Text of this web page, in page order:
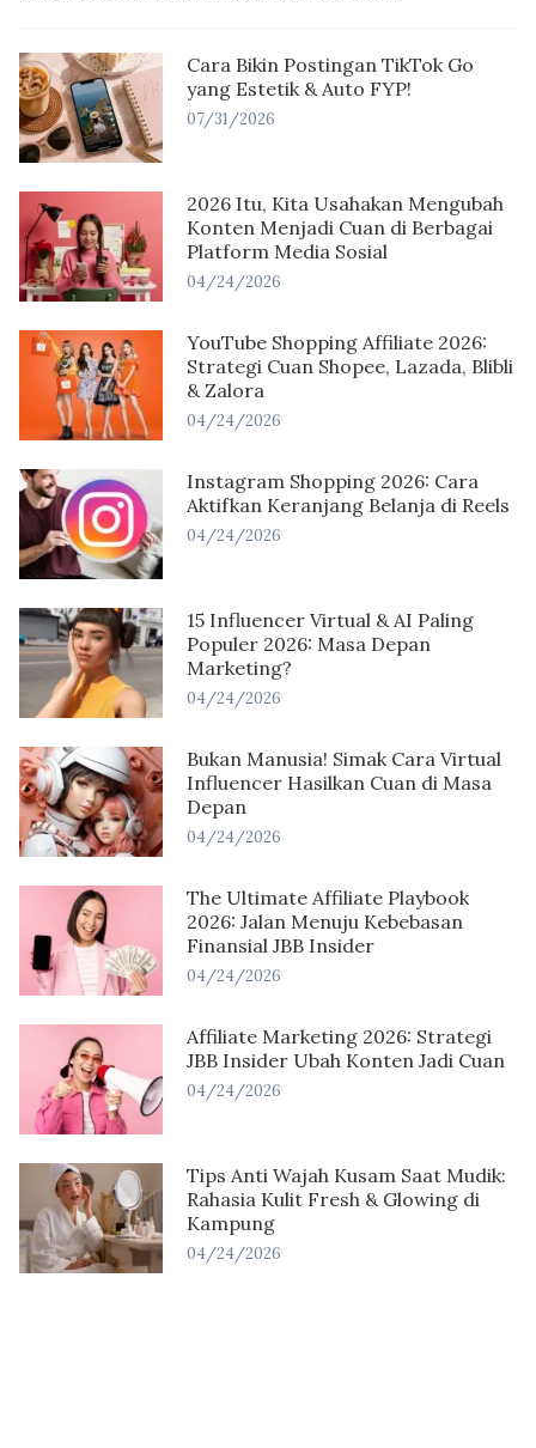
Cara Bikin Postingan TikTok Go
yang Estetik & Auto FYP!
07/31/2026
2026 Itu, Kita Usahakan Mengubah
Konten Menjadi Cuan di Berbagai
Platform Media Sosial
04/24/2026
YouTube Shopping Affiliate 2026:
Strategi Cuan Shopee, Lazada, Blibli
& Zalora
04/24/2026
Instagram Shopping 2026: Cara
Aktifkan Keranjang Belanja di Reels
04/24/2026
15 Influencer Virtual & AI Paling
Populer 2026: Masa Depan
Marketing?
04/24/2026
Bukan Manusia! Simak Cara Virtual
Influencer Hasilkan Cuan di Masa
Depan
04/24/2026
The Ultimate Affiliate Playbook
2026: Jalan Menuju Kebebasan
Finansial JBB Insider
04/24/2026
Affiliate Marketing 2026: Strategi
JBB Insider Ubah Konten Jadi Cuan
04/24/2026
Tips Anti Wajah Kusam Saat Mudik:
Rahasia Kulit Fresh & Glowing di
Kampung
04/24/2026